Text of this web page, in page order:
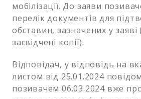
мобілізації. До заяви
перелік документів для
обставин, зазначених у
засвідчені копії).
Відповідач, у відповідь на
листом від 25.01.2024
позивачем 06.03.2024 вже